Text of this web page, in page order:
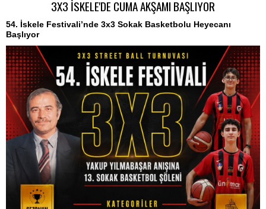
3X3 İSKELE'DE CUMA AKŞAMI BAŞLIYOR
54. İskele Festivali’nde 3x3 Sokak Basketbolu Heyecanı
Başlıyor